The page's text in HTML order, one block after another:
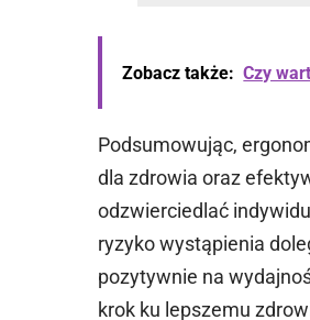
Zobacz także: Czy
Podsumowując,
dla zdrowia oraz
odzwierciedlać
ryzyko wystąpienia
pozytywnie na
krok ku lepszemu